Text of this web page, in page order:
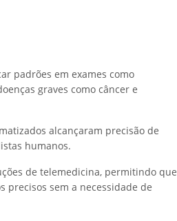
padrões em exames como
graves como câncer e
alcançaram precisão de
humanos.
de telemedicina, permitindo que
precisos sem a necessidade de